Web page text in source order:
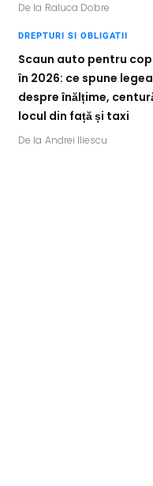
De la Raluca Dobre
DREPTURI SI OBLIGATII
Scaun auto pentru
în 2026: ce spune legea
despre înălțime,
locul din față și taxi
De la Andrei Iliescu